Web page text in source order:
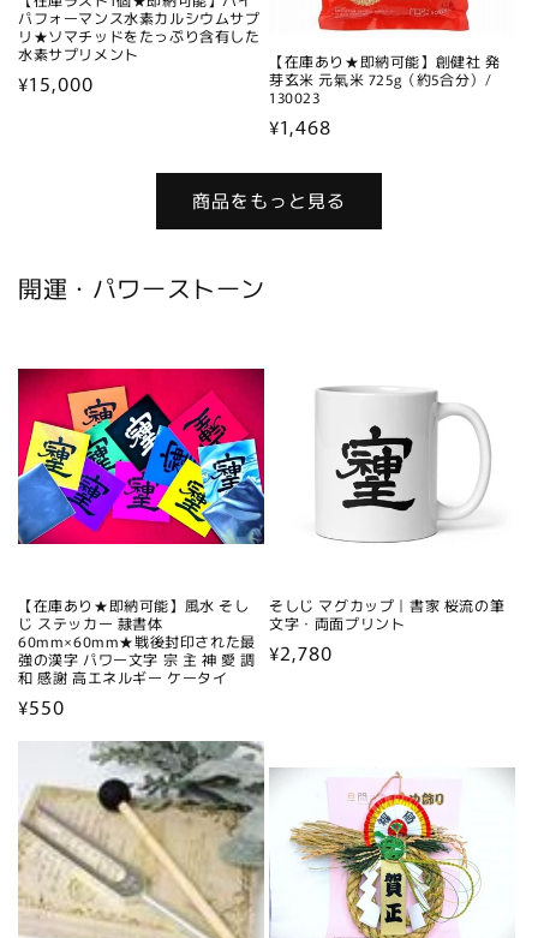
パフォーマンス水素カルシウムサプ
リ★ソマチッドをたっぷり含有した
水素サプリメント
通
¥15,000
【在庫あり★即納可能】創健社 発
芽玄米 元氣米 725g（約5合分）/
130023
通
格
¥1,468
商品をもっと見る
開運・パワーストーン
【在庫あり★即納可能】風水 そし
じ ステッカー 隷書体
60mm×60mm★戦後封印された最
強の漢字 パワー文字 宗 主 神 愛 調
和 感謝 高エネルギー ケータイ
通
格
¥550
そしじ マグカップ｜書家 桜流の筆
文字・両面プリント
通
¥2,780